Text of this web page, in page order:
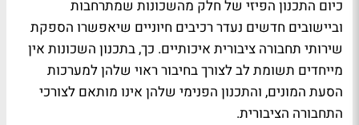
כיום התכנון הפיזי של חלק מהשכונות שמתרחבות
וביישובים חדשים נעדר רכיבים חיוניים שיאפשרו הספקת
שירותי תחבורה ציבורית איכותיים. כך, בתכנון השכונות אין
מייחדים תשומת לב לצורך בחיבור ראוי שלהן למערכות
הסעת המונים, והתכנון הפנימי שלהן אינו מותאם לצורכי
התחבורה הציבורית.